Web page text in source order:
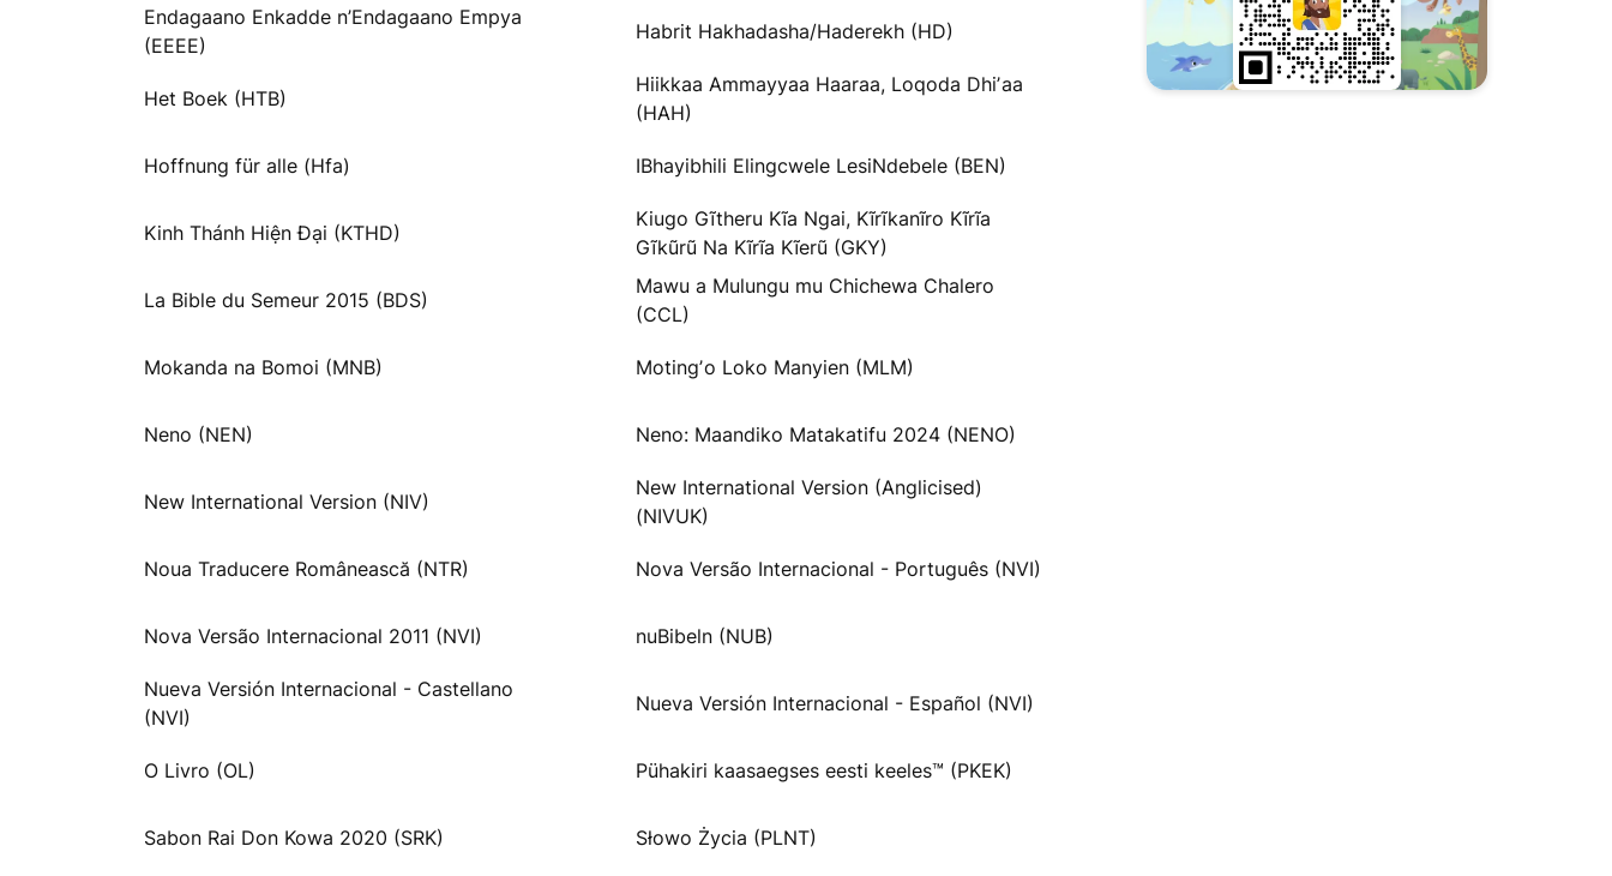
Endagaano Enkadde n’Endagaano Empya
(EEEE)
Habrit Hakhadasha/Haderekh (HD)
Het Boek (HTB)
Hiikkaa Ammayyaa Haaraa, Loqoda Dhiʼaa
(HAH)
Hoffnung für alle (Hfa) IBhayibhili Elingcwele LesiNdebele (BEN)
Kinh Thánh Hiện Đại (KTHD)
Kiugo Gĩtheru Kĩa Ngai, Kĩrĩkanĩro Kĩrĩa
Gĩkũrũ Na Kĩrĩa Kĩerũ (GKY)
La Bible du Semeur 2015 (BDS)
Mawu a Mulungu mu Chichewa Chalero
(CCL)
Mokanda na Bomoi (MNB) Motingʼo Loko Manyien (MLM)
Neno (NEN) Neno: Maandiko Matakatifu 2024 (NENO)
New International Version (NIV)
New International Version (Anglicised)
(NIVUK)
Noua Traducere Românească (NTR) Nova Versão Internacional - Português (NVI)
Nova Versão Internacional 2011 (NVI) nuBibeln (NUB)
Nueva Versión Internacional - Castellano
(NVI)
Nueva Versión Internacional - Español (NVI)
O Livro (OL) Pühakiri kaasaegses eesti keeles™ (PKEK)
Sabon Rai Don Kowa 2020 (SRK) Słowo Życia (PLNT)